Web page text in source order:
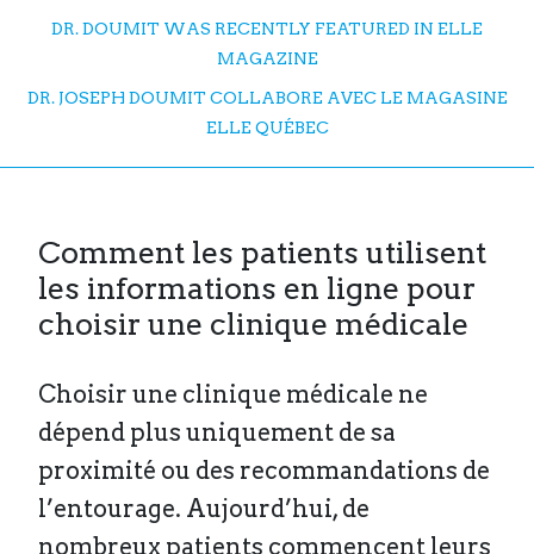
DR. DOUMIT WAS RECENTLY FEATURED IN ELLE
MAGAZINE
DR. JOSEPH DOUMIT COLLABORE AVEC LE MAGASINE
ELLE QUÉBEC
Comment les patients utilisent
les informations en ligne pour
choisir une clinique médicale
Choisir une clinique médicale ne
dépend plus uniquement de sa
proximité ou des recommandations de
l’entourage. Aujourd’hui, de
nombreux patients commencent leurs